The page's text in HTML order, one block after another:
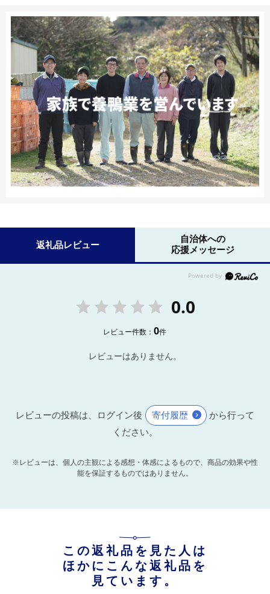
返礼品レビュー
自治体への
応援メッセージ
0.0
レビュー件数：0件
レビューはありません。
レビューの投稿は、ログイン後 寄付履歴
から行って
ください。
※レビューは、個人の主観による感想・体感によるもので、商品の効果や性
能を保証するものではありません。
この返礼品を見た人は
ほかにこんな返礼品を
見ています。